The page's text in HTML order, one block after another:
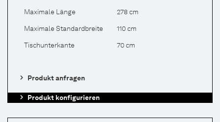
Maximale Länge 278 cm
Maximale Standardbreite 110 cm
Tischunterkante 70 cm
Produkt anfragen
Produkt konfigurieren